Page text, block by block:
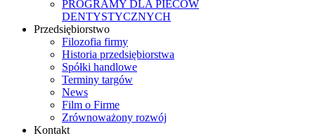
PROGRAMY DLA PIECÓW
DENTYSTYCZNYCH
Przedsiębiorstwo
Filozofia firmy
Historia przedsiębiorstwa
Spółki handlowe
Terminy targów
News
Film o Firme
Zrównoważony rozwój
Kontakt